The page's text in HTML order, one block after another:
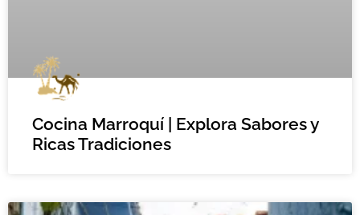
Cocina Marroquí | Explora Sabores y
Ricas Tradiciones